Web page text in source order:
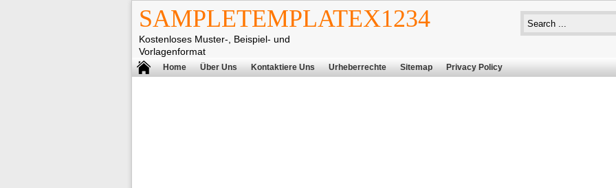
SAMPLETEMPLATEX1234
Kostenloses Muster-, Beispiel- und
Vorlagenformat
Home Über Uns Kontaktiere Uns Urheberrechte Sitemap Privacy Policy